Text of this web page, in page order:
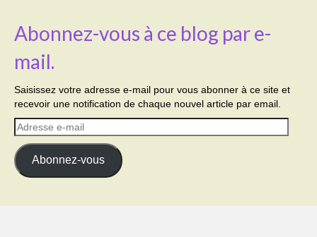
Abonnez-vous à ce blog par e-
mail.
Saisissez votre adresse e-mail pour vous abonner à ce site et
recevoir une notification de chaque nouvel article par email.
Adresse
e-
mail
Abonnez-vous